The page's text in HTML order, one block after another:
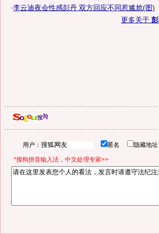
·李云迪夜会性感彭丹 双方回应不同惹尴尬(图)
更多关于
用户： 匿名 隐藏地
*搜狗拼音输入法，中文处理专家>>